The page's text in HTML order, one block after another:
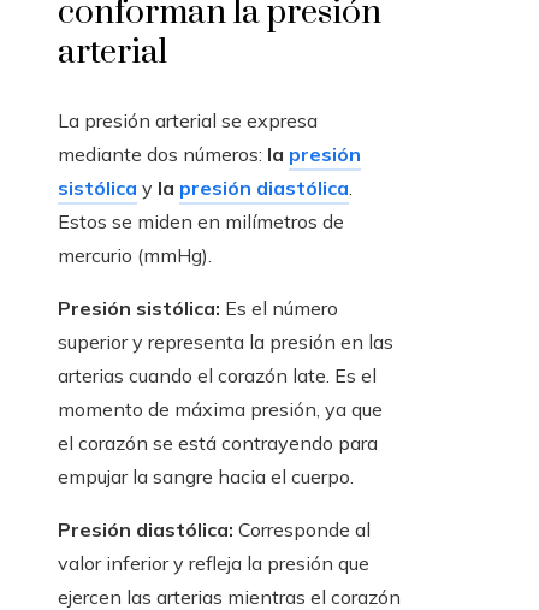
conforman la presión
arterial
La presión arterial se expresa
mediante dos números: la presión
sistólica y la presión diastólica
Estos se miden en milímetros de
mercurio (mmHg).
Presión sistólica: Es el número
superior y representa la presión en las
arterias cuando el corazón late. Es el
momento de máxima presión, ya que
el corazón se está contrayendo para
empujar la sangre hacia el cuerpo.
Presión diastólica: Corresponde al
valor inferior y refleja la presión que
ejercen las arterias mientras el corazón